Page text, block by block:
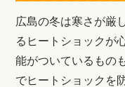
広島の冬は寒さが厳
るヒートショックが
能がついているもの
でヒートショックを